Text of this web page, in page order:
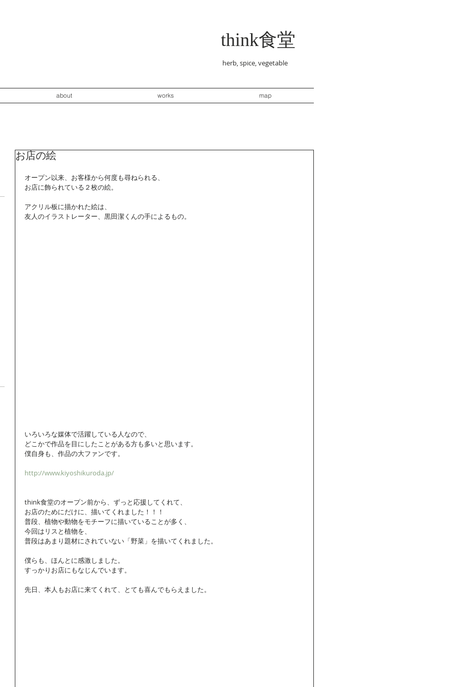
think食堂
herb, spice, vegetable
about works map
お店の絵
オープン以来、お客様から何度も尋ねられる、
お店に飾られている２枚の絵。
アクリル板に描かれた絵は、
友人のイラストレーター、黒田潔くんの手によるもの。
いろいろな媒体で活躍している人なので、
どこかで作品を目にしたことがある方も多いと思います。
僕自身も、作品の大ファンです。
http://www.kiyoshikuroda.jp/
think食堂のオープン前から、ずっと応援してくれて、
お店のためにだけに、描いてくれました！！！
普段、植物や動物をモチーフに描いていることが多く、
今回はリスと植物を、
普段はあまり題材にされていない「野菜」を描いてくれました。
僕らも、ほんとに感激しました。
すっかりお店にもなじんでいます。
先日、本人もお店に来てくれて、とても喜んでもらえました。